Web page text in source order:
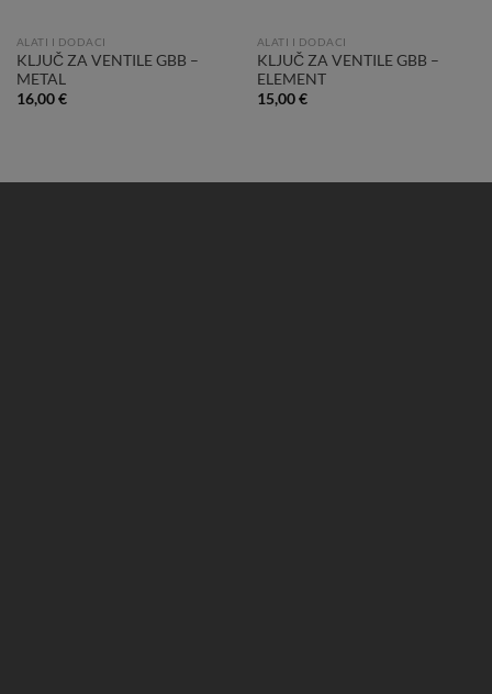
ALATI I DODACI
KLJUČ ZA VENTILE GBB –
METAL
16,00€
ALATI I DODACI
KLJUČ ZA VENTILE GBB –
ELEMENT
15,00€